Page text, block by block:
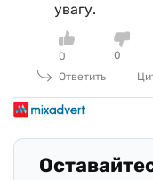
увагу.
0
0
Ответить